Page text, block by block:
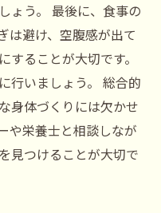
ょう。 最後に、食事の
は避け、空腹感が出て
ることが大切です。
行いましょう。 総合的
身体づくりには欠かせ
や栄養士と相談しなが
見つけることが大切で